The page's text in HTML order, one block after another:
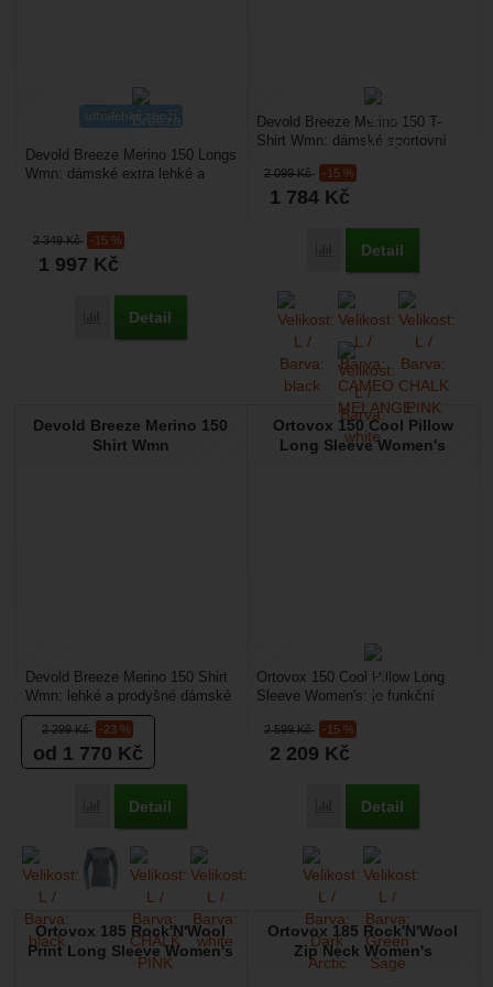
ultralehké zboží
2 349Kč -15 %
1 997 Kč
Přidat 'Devold Breeze Merino 150 Longs Wmn' k porovnání
Detail
Devold Breeze Merino 150 Longs
Wmn: dámské extra lehké a
2 099Kč -15 %
1 784 Kč
Přidat 'Devold Breeze
Detail
Devold Breeze Merino 150 T-
Shirt Wmn: dámské sportovní
vlastnosti, zároveň...
Devold Breeze Merino 150
Shirt Wmn
2 299Kč -23 %
od 1 770 Kč
Přidat 'Devold Breeze Merino 150 Shirt Wmn' k porovnání
Detail
Devold Breeze Merino 150 Shirt
Wmn: lehké a prodyšné dámské
triko, podílí se na termoregulaci
vašeho...
Ortovox 150 Cool Pillow
Long Sleeve Women's
2 599Kč -15 %
2 209 Kč
Přidat 'Ortovox 150
Detail
Ortovox 150 Cool Pillow Long
Sleeve Women's: je funkční
vlny Merino...
Ortovox 185 Rock'N'Wool
Print Long Sleeve Women's
Ortovox 185 Rock'N'Wool
Zip Neck Women's